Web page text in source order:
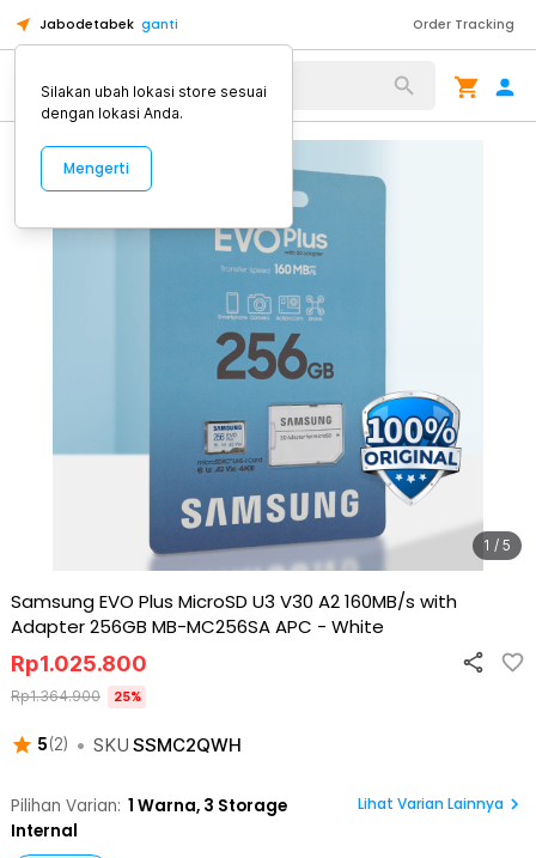
Jabodetabek ganti Order Tracking
Alat Kopi
1 / 5
Samsung EVO Plus MicroSD U3 V30 A2 160MB/s with
Adapter 256GB MB-MC256SA APC - White
5(2) • SKU SSMC2QWH
Rp1.025.800
Rp1.364.900 25%
Pilihan Varian: 1 Warna, 3 Storage
Internal
Lihat Varian Lainnya
Silakan ubah lokasi store sesuai
dengan lokasi Anda.
Mengerti